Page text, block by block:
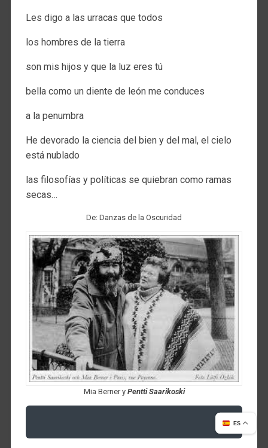
Les digo a las urracas que todos
los hombres de la tierra
son mis hijos y que la luz eres tú
bella como un diente de león me conduces
a la penumbra
He devorado la ciencia del bien y del mal, el cielo
está nublado
las filosofías y políticas se quiebran como ramas
secas…
De: Danzas de la Oscuridad
Mia Berner y Pentti Saarikoski
ES